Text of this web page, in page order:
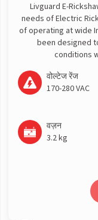
Livguard E-
needs of Electric
of operating at wide
been designed
conditions
वोल्टेज रेंज
170-280 VAC
वज़न
3.2 kg